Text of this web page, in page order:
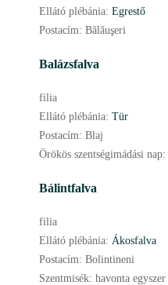
Ellátó plébánia: Egrestő
Postacím: Bălăuşeri
Balázsfalva
filia
Ellátó plébánia: Tür
Postacím: Blaj
Örökös szentségimádási nap:
Bálintfalva
filia
Ellátó plébánia: Ákosfalva
Postacím: Bolintineni
Szentmisék: havonta egyszer